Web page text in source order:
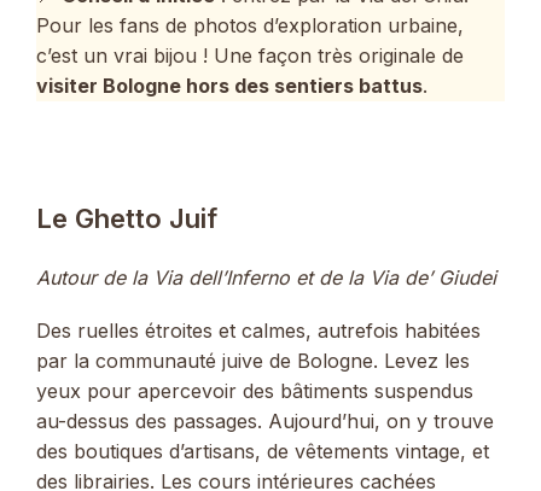
Pour les fans de photos d’exploration urbaine,
c’est un vrai bijou ! Une façon très originale de
visiter Bologne hors des sentiers battus.
Le Ghetto Juif
Autour de la Via dell’Inferno et de la Via de’ Giudei
Des ruelles étroites et calmes, autrefois habitées
par la communauté juive de Bologne. Levez les
yeux pour apercevoir des bâtiments suspendus
au-dessus des passages. Aujourd’hui, on y trouve
des boutiques d’artisans, de vêtements vintage, et
des librairies. Les cours intérieures cachées